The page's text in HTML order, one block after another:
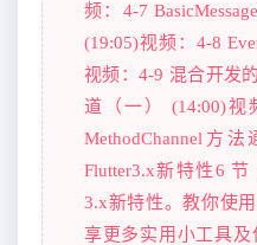
频：4-7
(19:05)视频：4-8
视频：4-9 混合开发
道（一） (14:00)视
MethodChannel方
Flutter3.x新特性6
3.x新特性。教你使
享更多实用小工具